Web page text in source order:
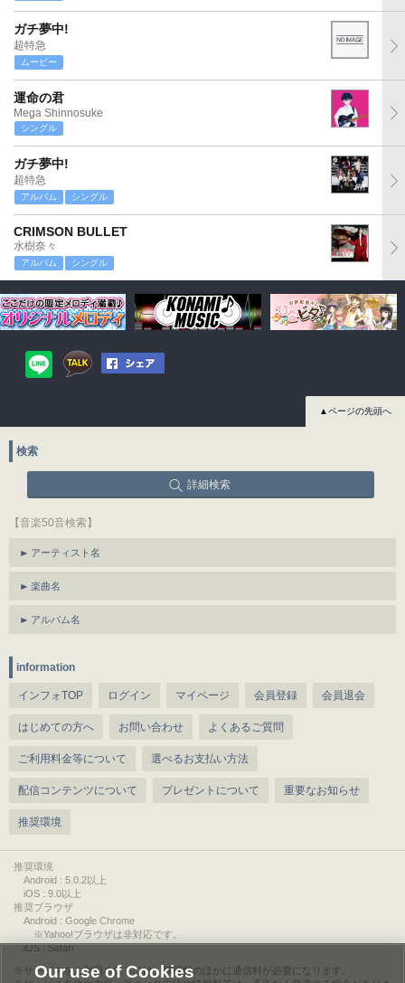
ガチ夢中!
超特急
ムービー
運命の君
Mega Shinnosuke
シングル
ガチ夢中!
超特急
アルバム シングル
CRIMSON BULLET
水樹奈々
アルバム シングル
▲ページの先頭へ
検索
詳細検索
【音楽50音検索】
アーティスト名
楽曲名
アルバム名
information
インフォTOP ログイン マイページ 会員登録 会員退会
はじめての方へ お問い合わせ よくあるご質問
ご利用料金等について 選べるお支払い方法
配信コンテンツについて プレゼントについて 重要なお知らせ
推奨環境
推奨環境
Android : 5.0.2以上
iOS : 9.0以上
推奨ブラウザ
Android : Google Chrome
※Yahoo!ブラウザは非対応です。
iOS : Safari
サービスをご利用されるには、情報料のほかに通信料が必要になります。
Our use of Cookies